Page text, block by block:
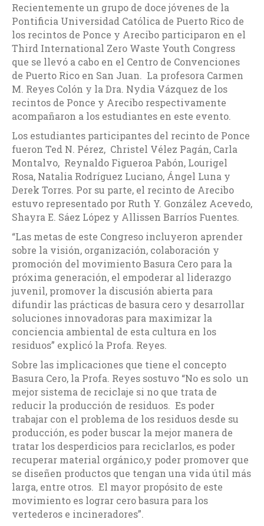
Recientemente un grupo de doce jóvenes de la
Pontificia Universidad Católica de Puerto Rico de
los recintos de Ponce y Arecibo participaron en el
Third International Zero Waste Youth Congress
que se llevó a cabo en el Centro de Convenciones
de Puerto Rico en San Juan. La profesora Carmen
M. Reyes Colón y la Dra. Nydia Vázquez de los
recintos de Ponce y Arecibo respectivamente
acompañaron a los estudiantes en este evento.
Los estudiantes participantes del recinto de Ponce
fueron Ted N. Pérez, Christel Vélez Pagán, Carla
Montalvo, Reynaldo Figueroa Pabón, Lourigel
Rosa, Natalia Rodríguez Luciano, Ángel Luna y
Derek Torres. Por su parte, el recinto de Arecibo
estuvo representado por Ruth Y. González Acevedo,
Shayra E. Sáez López y Allissen Barríos Fuentes.
“Las metas de este Congreso incluyeron aprender
sobre la visión, organización, colaboración y
promoción del movimiento Basura Cero para la
próxima generación, el empoderar al liderazgo
juvenil, promover la discusión abierta para
difundir las prácticas de basura cero y desarrollar
soluciones innovadoras para maximizar la
conciencia ambiental de esta cultura en los
residuos” explicó la Profa. Reyes.
Sobre las implicaciones que tiene el concepto
Basura Cero, la Profa. Reyes sostuvo “No es solo un
mejor sistema de reciclaje si no que trata de
reducir la producción de residuos. Es poder
trabajar con el problema de los residuos desde su
producción, es poder buscar la mejor manera de
tratar los desperdicios para reciclarlos, es poder
recuperar material orgánico,y poder promover que
se diseñen productos que tengan una vida útil más
larga, entre otros. El mayor propósito de este
movimiento es lograr cero basura para los
vertederos e incineradores”.